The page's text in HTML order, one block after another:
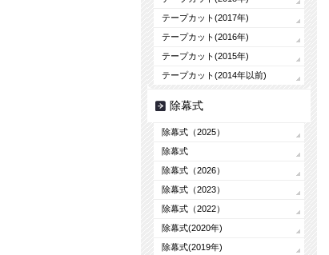
テープカット(2017年)
テープカット(2016年)
テープカット(2015年)
テープカット(2014年以前)
除幕式
除幕式（2025）
除幕式
除幕式（2026）
除幕式（2023）
除幕式（2022）
除幕式(2020年)
除幕式(2019年)